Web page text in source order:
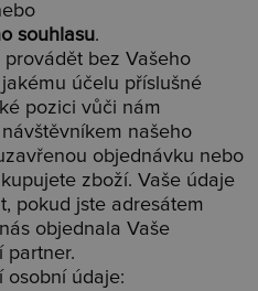
.
bez Vašeho
účelu příslušné
pozici vůči nám
našeho
objednávku nebo
zboží. Vaše údaje
pokud jste adresátem
objednala Vaše
partner.
osobní údaje: